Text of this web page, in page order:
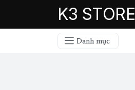
K3 STORE
Danh mục